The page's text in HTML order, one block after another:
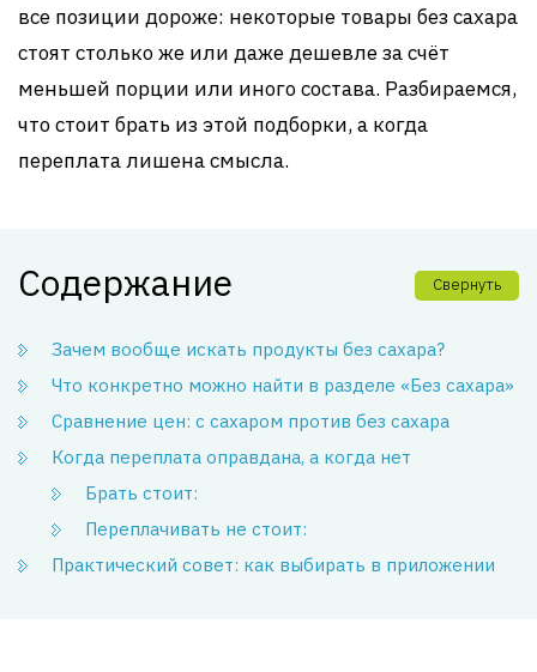
все позиции дороже: некоторые товары без сахара
стоят столько же или даже дешевле за счёт
меньшей порции или иного состава. Разбираемся,
что стоит брать из этой подборки, а когда
переплата лишена смысла.
Содержание Свернуть
Зачем вообще искать продукты без сахара?
Что конкретно можно найти в разделе «Без сахара»
Сравнение цен: с сахаром против без сахара
Когда переплата оправдана, а когда нет
Брать стоит:
Переплачивать не стоит:
Практический совет: как выбирать в приложении